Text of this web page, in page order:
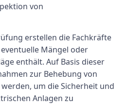
von
erstellen die Fachkräfte
Mängel oder
enthält. Auf Basis dieser
zur Behebung von
um die Sicherheit und
Anlagen zu